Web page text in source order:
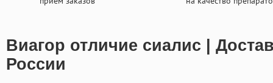
Виагор отличие сиалис |
России